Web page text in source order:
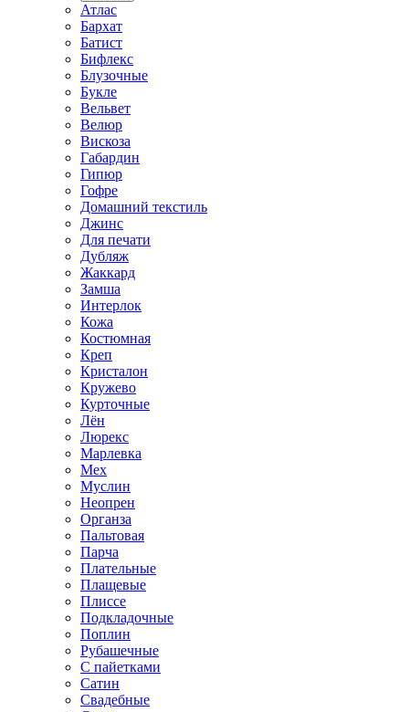
Атлас
Бархат
Батист
Бифлекс
Блузочные
Букле
Вельвет
Велюр
Вискоза
Габардин
Гипюр
Гофре
Домашний текстиль
Джинс
Для печати
Дубляж
Жаккард
Замша
Интерлок
Кожа
Костюмная
Креп
Кристалон
Кружево
Курточные
Лён
Люрекс
Марлевка
Мех
Муслин
Неопрен
Органза
Пальтовая
Парча
Плательные
Плащевые
Плиссе
Подкладочные
Поплин
Рубашечные
С пайетками
Сатин
Свадебные